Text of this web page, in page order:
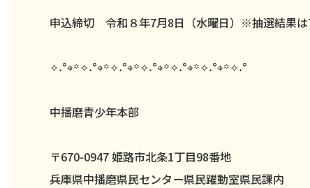
申込締切 令和８年7月8日（水曜日）※抽選結果は
✧˖°⌖꙳✧˖°⌖꙳✧˖°⌖꙳✧˖°⌖꙳✧˖°⌖꙳✧˖°⌖꙳✧˖°
中播磨青少年本部
〒670-0947 姫路市北条1丁目98番地
兵庫県中播磨県民センター県民躍動室県民課内